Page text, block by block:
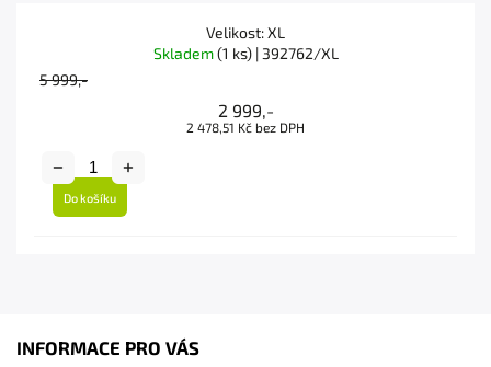
Velikost: XL
Skladem(1 ks)| 392762/XL
5 999,-
2 999,-
2 478,51 Kč bez DPH
Do košíku
INFORMACE PRO VÁS